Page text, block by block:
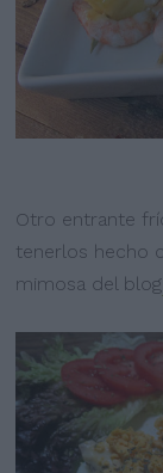
Otro entrante
tenerlos hecho
mimosa del blog